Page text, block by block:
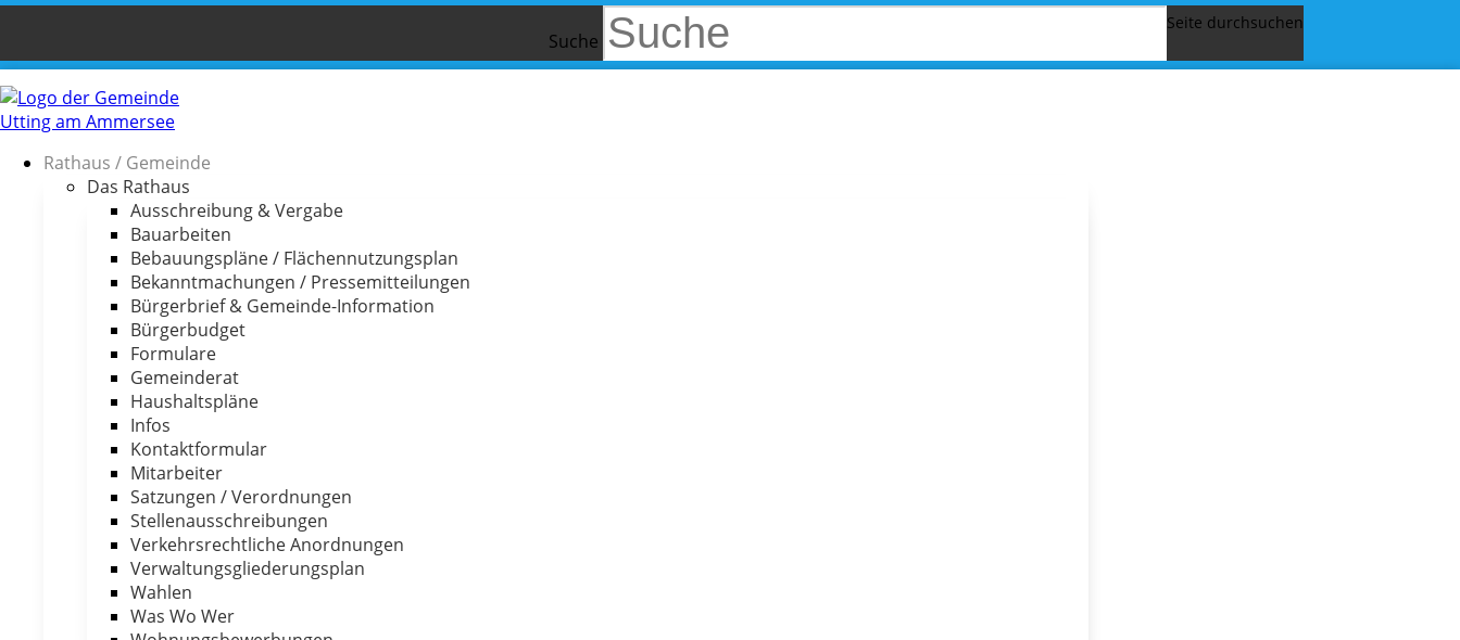
Suche
Rathaus / Gemeinde
Das Rathaus
Ausschreibung & Vergabe
Bauarbeiten
Bebauungspläne / Flächennutzungsplan
Bekanntmachungen / Pressemitteilungen
Bürgerbrief & Gemeinde-Information
Bürgerbudget
Formulare
Gemeinderat
Haushaltspläne
Infos
Kontaktformular
Mitarbeiter
Satzungen / Verordnungen
Stellenausschreibungen
Verkehrsrechtliche Anordnungen
Verwaltungsgliederungsplan
Wahlen
Was Wo Wer